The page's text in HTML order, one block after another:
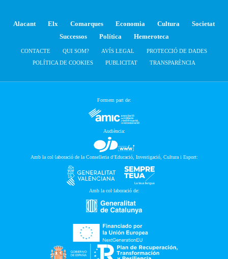
Alacant Elx Comarques Economia Cultura
Societat
Successos
Política Hemeroteca
CONTACTE QUI SOM? AVÍS LEGAL
PROTECCIÓ DE DADES
POLÍTICA DE COOKIES
PUBLICITAT TRANSPARÈNCIA
Formem part de:
Audiència:
Amb la col·laboració de la Conselleria d’Educació, Investigació, Cultura i Esport:
Amb la col·laboració de: